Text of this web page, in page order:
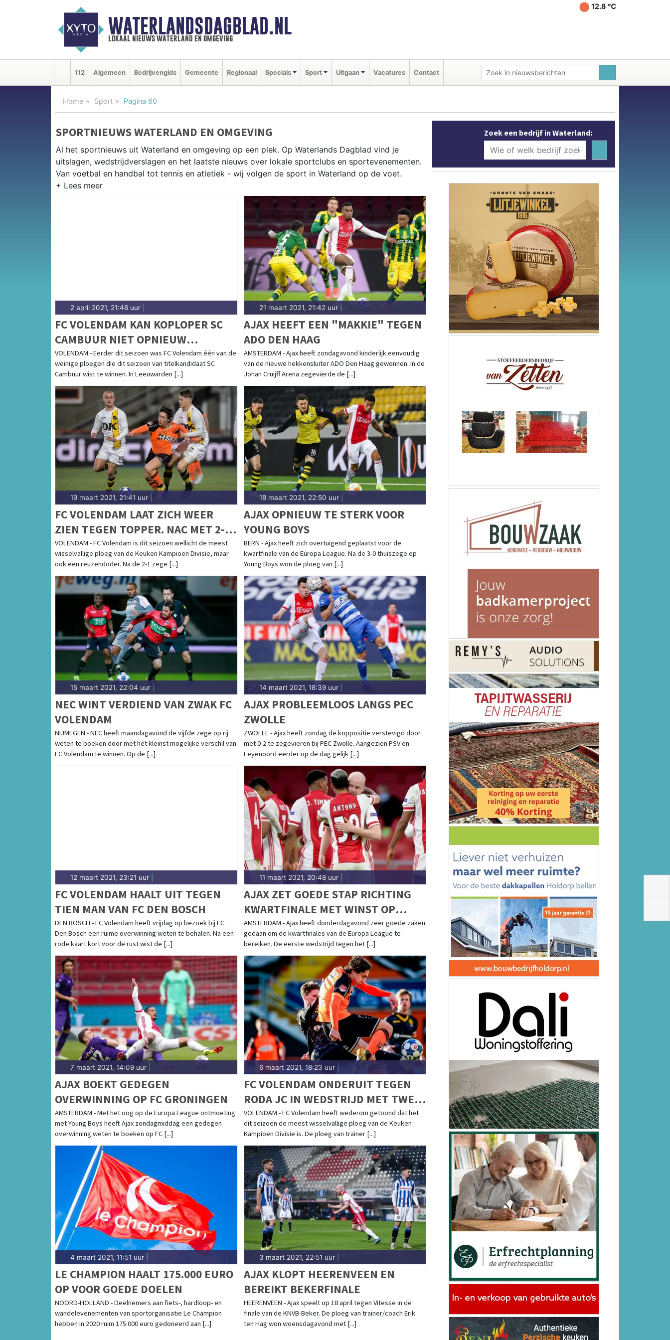
WATERLANDSDAGBLAD.NL
lokaal nieuws waterland en omgeving
12.8 ℃
112 Algemeen Bedrijvengids Gemeente Regionaal Specials Sport Uitgaan Vacatures Contact
Home Sport Pagina 60
SPORTNIEUWS WATERLAND EN OMGEVING
Al het sportnieuws uit Waterland en omgeving op een plek. Op Waterlands Dagblad vind je
uitslagen, wedstrijdverslagen en het laatste nieuws over lokale sportclubs en sportevenementen.
Van voetbal en handbal tot tennis en atletiek - wij volgen de sport in Waterland op de voet.
Van VV Monnickendam en SV Broek in Waterland tot zeilen op het Markermeer en fietsen door
het groene Waterlandse polderlandschap — sport in Waterland past bij de natuur. Blijf op de
hoogte van alle sportieve uitslagen en prestaties in Waterland.
2 april 2021, 21:46 uur
FC VOLENDAM KAN KOPLOPER SC
CAMBUUR NIET OPNIEUW
VERRASSEN
VOLENDAM - Eerder dit seizoen was FC Volendam één van de
weinige ploegen die dit seizoen van titelkandidaat SC
Cambuur wist te winnen. In Leeuwarden [...]
21 maart 2021, 21:42 uur|
AJAX HEEFT EEN "MAKKIE" TEGEN
ADO DEN HAAG
AMSTERDAM - Ajax heeft zondagavond kinderlijk eenvoudig
van de nieuwe hekkensluiter ADO Den Haag gewonnen. In de
Johan Cruijff Arena zegevierde de [...]
19 maart 2021, 21:41 uur
FC VOLENDAM LAAT ZICH WEER
ZIEN TEGEN TOPPER. NAC MET 2-1
GEKLOPT
VOLENDAM - FC Volendam is dit seizoen wellicht de meest
wisselvallige ploeg van de Keuken Kampioen Divisie, maar
ook een reuzendoder. Na de 2-1 zege [...]
18 maart 2021, 22:50 uur|
AJAX OPNIEUW TE STERK VOOR
YOUNG BOYS
BERN - Ajax heeft zich overtuigend geplaatst voor de
kwartfinale van de Europa League. Na de 3-0 thuiszege op
Young Boys won de ploeg van [...]
15 maart 2021, 22:04 uur
NEC WINT VERDIEND VAN ZWAK FC
VOLENDAM
NIJMEGEN - NEC heeft maandagavond de vijfde zege op rij
weten te boeken door met het kleinst mogelijke verschil van
FC Volendam te winnen. Op de [...]
14 maart 2021, 18:39 uur|
AJAX PROBLEEMLOOS LANGS PEC
ZWOLLE
ZWOLLE - Ajax heeft zondag de koppositie verstevigd door
met 0-2 te zegevieren bij PEC Zwolle. Aangezien PSV en
Feyenoord eerder op de dag gelijk [...]
12 maart 2021, 23:21 uur
FC VOLENDAM HAALT UIT TEGEN
TIEN MAN VAN FC DEN BOSCH
DEN BOSCH - FC Volendam heeft vrijdag op bezoek bij FC
Den Bosch een ruime overwinning weten te behalen. Na een
rode kaart kort voor de rust wist de [...]
11 maart 2021, 20:48 uur|
AJAX ZET GOEDE STAP RICHTING
KWARTFINALE MET WINST OP
YOUNG BOYS
AMSTERDAM - Ajax heeft donderdagavond zeer goede zaken
gedaan om de kwartfinales van de Europa League te
bereiken. De eerste wedstrijd tegen het [...]
7 maart 2021, 14:09 uur
AJAX BOEKT GEDEGEN
OVERWINNING OP FC GRONINGEN
AMSTERDAM - Met het oog op de Europa League ontmoeting
met Young Boys heeft Ajax zondagmiddag een gedegen
overwinning weten te boeken op FC [...]
6 maart 2021, 18:23 uur|
FC VOLENDAM ONDERUIT TEGEN
RODA JC IN WEDSTRIJD MET TWEE
GEZICHTEN
VOLENDAM - FC Volendam heeft wederom getoond dat het
dit seizoen de meest wisselvallige ploeg van de Keuken
Kampioen Divisie is. De ploeg van trainer [...]
4 maart 2021, 11:51 uur
LE CHAMPION HAALT 175.000 EURO
OP VOOR GOEDE DOELEN
NOORD-HOLLAND - Deelnemers aan fiets-, hardloop- en
wandelevenementen van sportorganisatie Le Champion
hebben in 2020 ruim 175.000 euro gedoneerd aan [...]
3 maart 2021, 22:51 uur|
AJAX KLOPT HEERENVEEN EN
BEREIKT BEKERFINALE
HEERENVEEN - Ajax speelt op 18 april tegen Vitesse in de
finale van de KNVB-Beker. De ploeg van trainer/coach Erik
ten Hag won woensdagavond met [...]
Zoek een bedrijf in Waterland: